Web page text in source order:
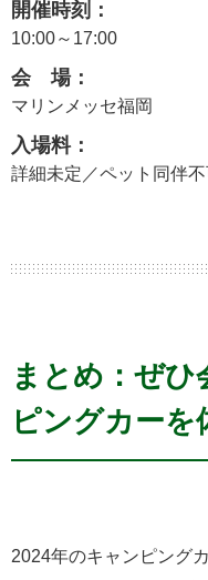
開催時刻：
10:00～17:00
会 場：
マリンメッセ福岡
入場料：
詳細未定／ペット同伴
まとめ：ぜひ
ピングカーを
2024年のキャンピング